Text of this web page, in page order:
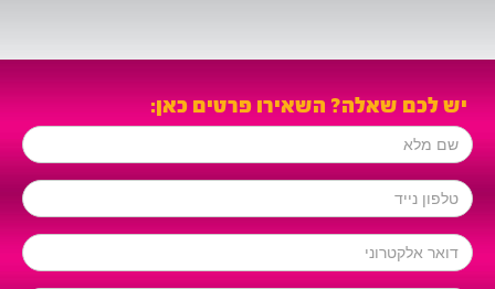
לכם שאלה? השאירו פרטים כאן: